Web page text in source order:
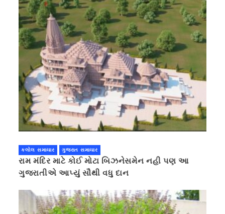
કલોલ સમાચાર ગુજરાત સમાચાર
રામ મંદિર માટે કોઈ મોટા બિઝનેસમેન નહી પણ આ
ગુજરાતીએ આપ્યું સૌથી વધુ દાન